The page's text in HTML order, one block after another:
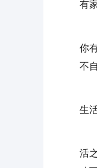
有
你
不
生
活